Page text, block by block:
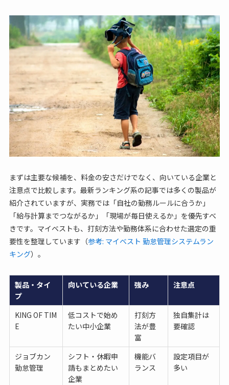
まずは主要な候補を、料金の安さだけでなく、向いている企業と
注意点で比較します。最新ランキング系の記事では多くの製品が
紹介されていますが、実務では「自社の勤務ルールに合うか」
「給与計算までつながるか」「現場が毎日使えるか」を優先すべ
きです。マイベストも、打刻方法や勤務体系に合わせた選定の重
要性を整理しています（参考: マイベスト 勤怠管理システムラン
キング）。
製品・タイ
プ
向いている企業 強み 注意点
KING OF TIM
E
低コストで始め
たい中小企業
打刻方
法が豊
富
独自集計は
要確認
ジョブカン
勤怠管理
シフト・休暇申
請もまとめたい
企業
機能バ
ランス
設定項目が
多い